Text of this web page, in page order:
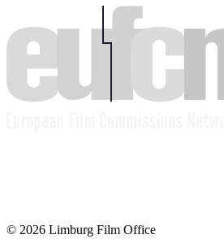
© 2026 Limburg Film Office